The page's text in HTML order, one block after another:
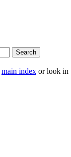
main index or look in